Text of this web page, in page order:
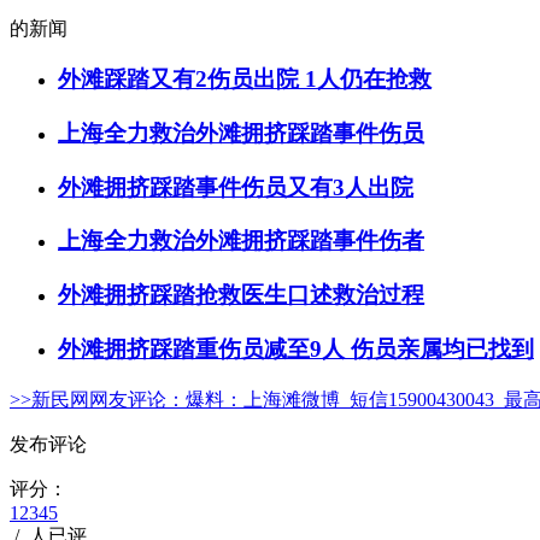
加入小侬家族就对啦！
的新闻
外滩踩踏又有2伤员出院 1人仍在抢救
上海全力救治外滩拥挤踩踏事件伤员
外滩拥挤踩踏事件伤员又有3人出院
上海全力救治外滩拥挤踩踏事件伤者
外滩拥挤踩踏抢救医生口述救治过程
外滩拥挤踩踏重伤员减至9人 伤员亲属均已找到
>>新民网网友评论： 爆料：上海滩微博 短信15900430043 最
发布评论
评分：
1 2345
/
人已评